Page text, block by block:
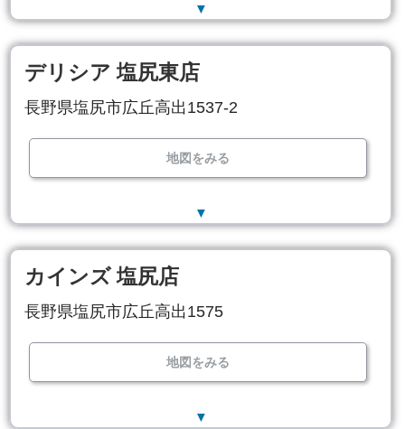
▼
デリシア 塩尻東店
長野県塩尻市広丘高出1537-2
地図をみる
▼
カインズ 塩尻店
長野県塩尻市広丘高出1575
地図をみる
▼